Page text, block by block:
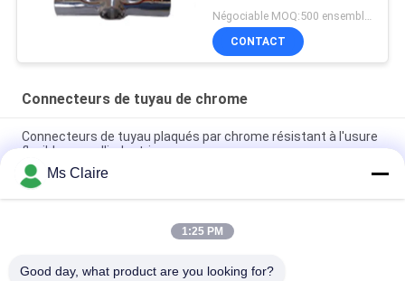
28mm
CONTACT
Connecteurs de tuyau de chrome
Connecteurs de tuyau plaqués par chrome résistant à l'usure
flexibles pour l'industrie
Connecteurs de forte intensité de tuyau de Chrome,
garnitures de tuyau industrielles de 2,5 millimètres HJ-6D
Garnitures de tuyau de Chrome polissant les garnitures de
Ms Claire
1:25 PM
Good day, what product are you looking for?